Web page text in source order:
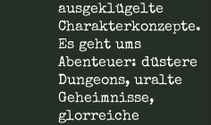
ausgeklügelte
Charakterkonzepte.
Es geht ums
Abenteuer: düstere
Dungeons, uralte
Geheimnisse,
glorreiche